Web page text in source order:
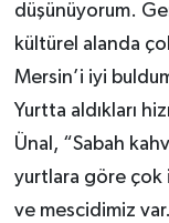
düşünüyorum.
kültürel alanda
Mersin’i iyi
Yurtta aldıkları
Ünal, “Sabah
yurtlara göre çok
ve mescidimiz